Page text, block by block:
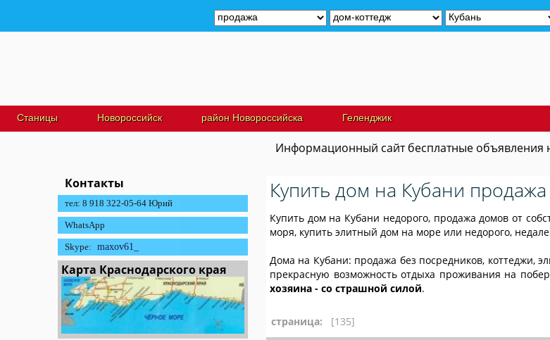
Информационный сайт бесплатные объявления
Купить дом на Кубани
Купить дом на Кубани недорого, продажа домов от
моря, купить элитный дом на море или недорого,
Дома на Кубани: продажа без посредников, коттеджи,
прекрасную возможность отдыха проживания на
хозяина - со страшной силой.
страница: [135]
Контакты
тел: 8 918 322-05-64 Юрий
WhatsApp
Skype: maxov61_
Карта Краснодарского края
Станицы Новороссийск район Новороссийска Геленджик